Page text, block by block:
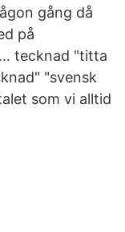
gång då
på
tecknad "titta
"svensk
som vi alltid